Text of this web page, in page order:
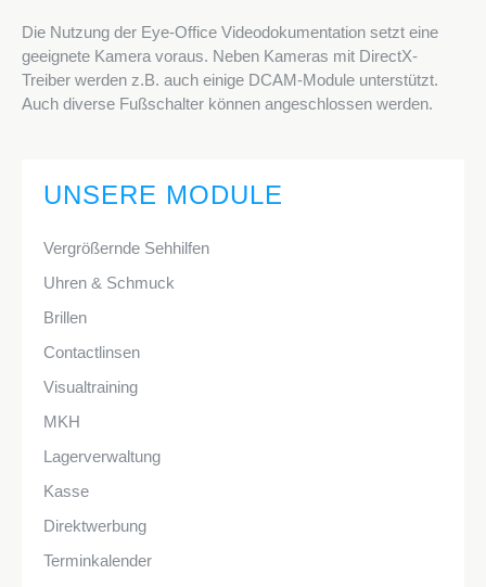
Die Nutzung der Eye-Office Videodokumentation setzt eine
geeignete Kamera voraus. Neben Kameras mit DirectX-
Treiber werden z.B. auch einige DCAM-Module unterstützt.
Auch diverse Fußschalter können angeschlossen werden.
UNSERE MODULE
Vergrößernde Sehhilfen
Uhren & Schmuck
Brillen
Contactlinsen
Visualtraining
MKH
Lagerverwaltung
Kasse
Direktwerbung
Terminkalender